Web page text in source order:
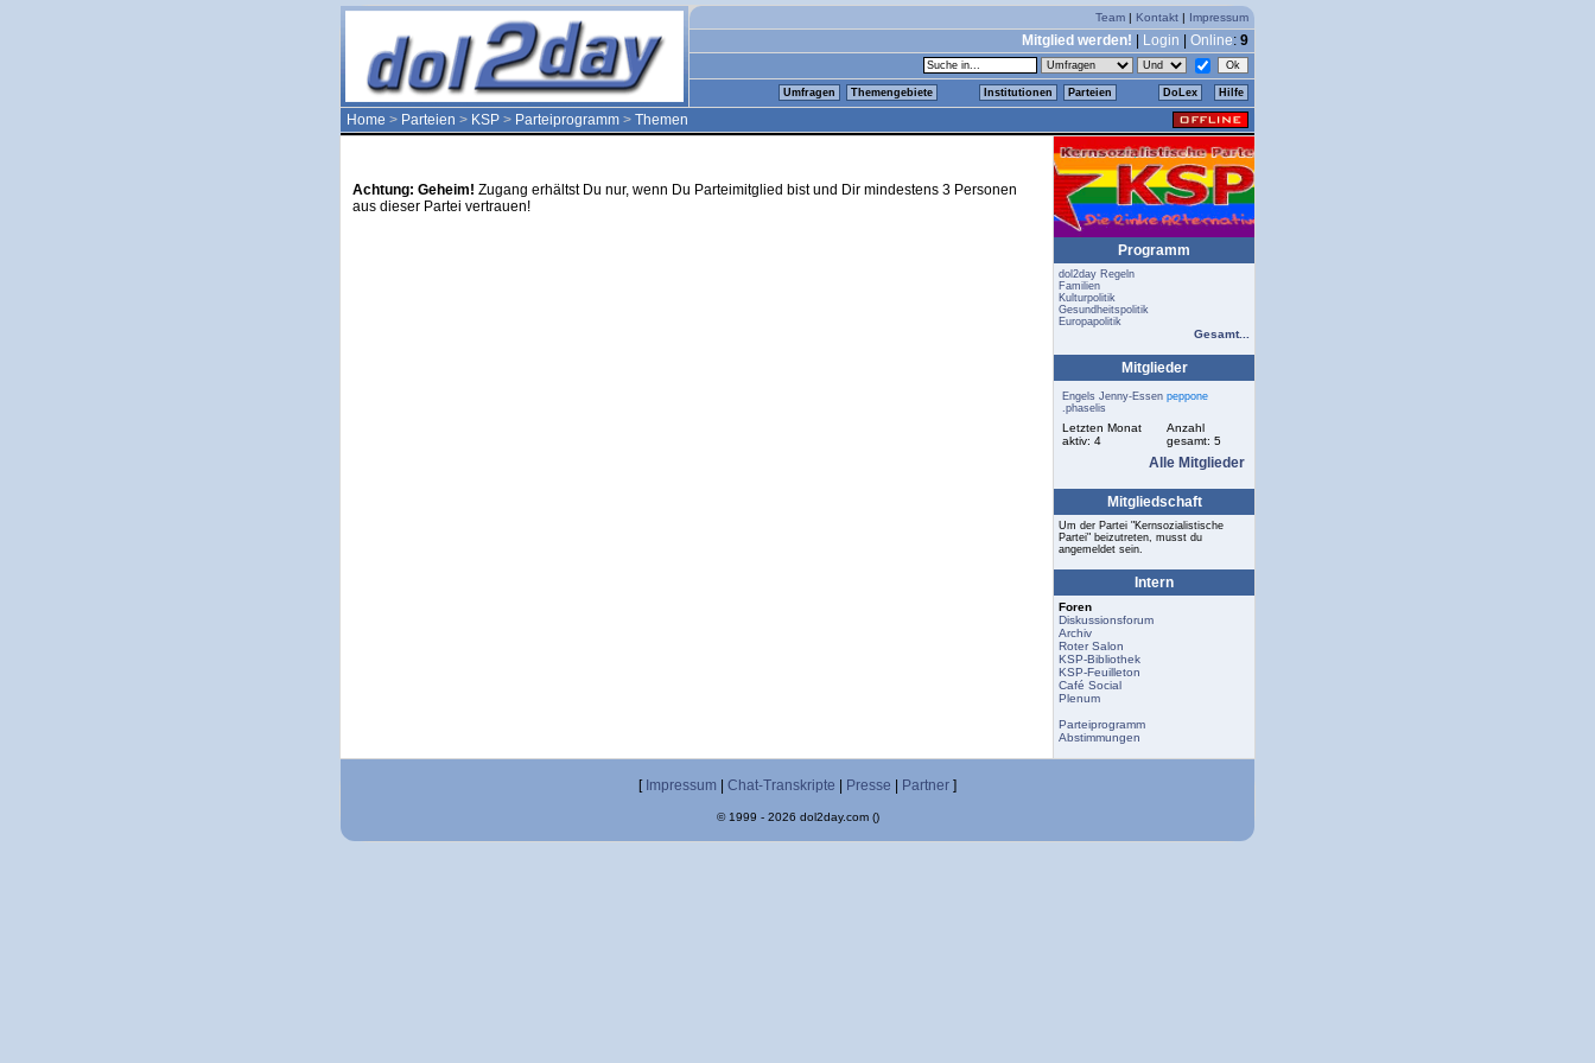
Team | Kontakt | Impressum
Mitglied werden! Login Online: 9
Umfragen Themengebiete Institutionen Parteien DoLex Hilfe
Home > Parteien > KSP > Parteiprogramm > Themen
Achtung: Geheim! Zugang erhältst Du nur, wenn Du Parteimitglied bist und Dir mindestens 3 Personen
aus dieser Partei vertrauen!
Programm
dol2day Regeln
Familien
Kulturpolitik
Gesundheitspolitik
Europapolitik
Gesamt...
Mitglieder
Engels Jenny-Essen peppone
.phaselis
Letzten Monat
aktiv: 4
Anzahl
gesamt: 5
Alle Mitglieder
Mitgliedschaft
Um der Partei "Kernsozialistische
Partei" beizutreten, musst du
angemeldet sein.
Intern
Foren
Diskussionsforum
Archiv
Roter Salon
KSP-Bibliothek
KSP-Feuilleton
Café Social
Plenum
Parteiprogramm
Abstimmungen
[ Impressum Chat-Transkripte Presse Partner ]
© 1999 - 2026 dol2day.com ()